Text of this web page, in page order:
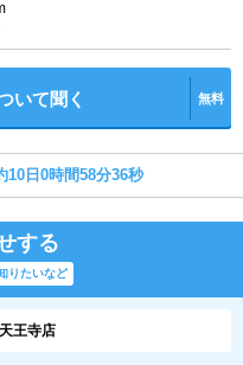
いて聞く 無料
10日0時間58分35秒
する
りたいなど
王寺店